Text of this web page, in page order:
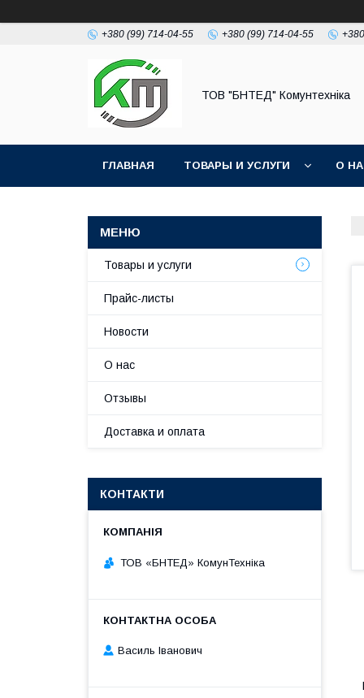
+380 (99) 714-04-55 +380 (99) 714-04-55
ТОВ "БНТЕД" Комунтехніка
ГЛАВНАЯ ТОВАРЫ И УСЛУГИ О
Товары и услуги
Прайс-листы
Новости
О нас
Отзывы
Доставка и оплата
КОНТАКТИ
ТОВ «БНТЕД» КомунТехніка
Василь Іванович